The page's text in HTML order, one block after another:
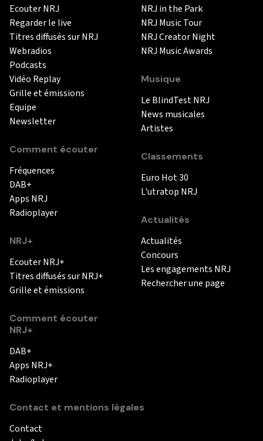
Ecouter NRJ
Regarder le live
Titres diffusés sur NRJ
Webradios
Podcasts
Vidéo Replay
Grille et émissions
Equipe
Newsletter
Comment écouter
Fréquences
DAB+
Apps NRJ
Radioplayer
NRJ+
Ecouter NRJ+
Titres diffusés sur NRJ+
Grille et émissions
Comment écouter
NRJ+
DAB+
Apps NRJ+
Radioplayer
NRJ in the Park
NRJ Music Tour
NRJ Creator Night
NRJ Music Awards
Musique
Le BlindTest NRJ
News musicales
Artistes
Classements
Euro Hot 30
L'utratop NRJ
Actualités
Actualités
Concours
Les engagements NRJ
Rechercher une page
Contact et mentions légales
Contact